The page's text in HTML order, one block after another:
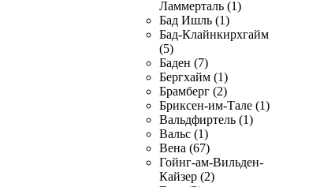
Ламмерталь (1)
Бад Ишль (1)
Бад-Клайнкирхгайм
(5)
Баден (7)
Бергхайм (1)
Брамберг (2)
Бриксен-им-Тале (1)
Вальдфиртель (1)
Вальс (1)
Вена (67)
Гойнг-ам-Вильден-
Кайзер (2)